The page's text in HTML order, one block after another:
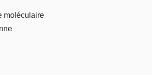
moléculaire